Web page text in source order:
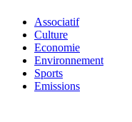
Associatif
Culture
Economie
Environnement
Sports
Emissions